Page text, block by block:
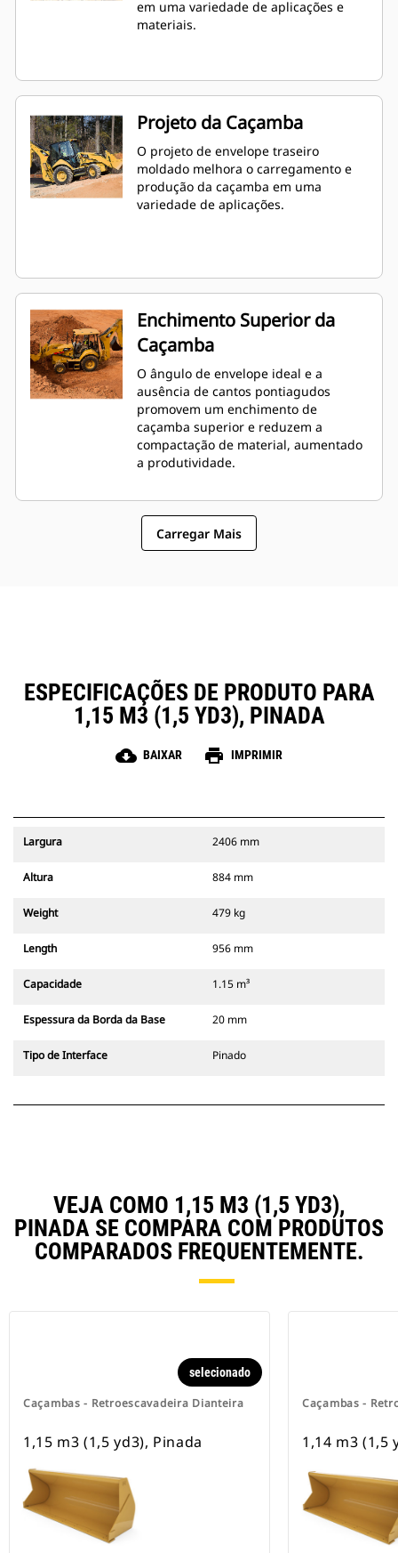
em uma variedade de aplicações e
materiais.
Projeto da Caçamba
O projeto de envelope traseiro
moldado melhora o carregamento e
produção da caçamba em uma
variedade de aplicações.
Enchimento Superior da
Caçamba
O ângulo de envelope ideal e a
ausência de cantos pontiagudos
promovem um enchimento de
caçamba superior e reduzem a
compactação de material, aumentado
a produtividade.
Carregar Mais
ESPECIFICAÇÕES DE PRODUTO PARA
1,15 M3 (1,5 YD3), PINADA
cloud_download BAIXAR print IMPRIMIR
Largura 2406 mm
Altura 884 mm
Weight 479 kg
Length 956 mm
Capacidade 1.15 m³
Espessura da Borda da Base 20 mm
Tipo de Interface Pinado
VEJA COMO 1,15 M3 (1,5 YD3),
PINADA SE COMPARA COM PRODUTOS
COMPARADOS FREQUENTEMENTE.
Caçambas - Retroescavadeira Dianteira
selecionado
1,15 m3 (1,5 yd3), Pinada
Caçambas -
1,14 m3 (1,5